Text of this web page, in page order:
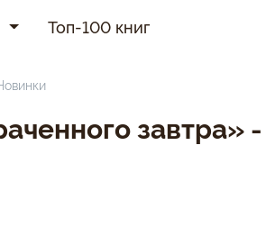
Топ-100 книг
завтра»